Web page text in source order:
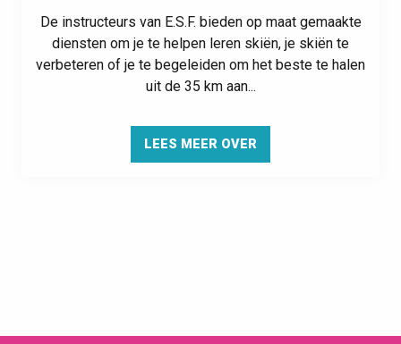
De instructeurs van E.S.F. bieden op maat gemaakte
diensten om je te helpen leren skiën, je skiën te
verbeteren of je te begeleiden om het beste te halen
uit de 35 km aan...
LEES MEER OVER